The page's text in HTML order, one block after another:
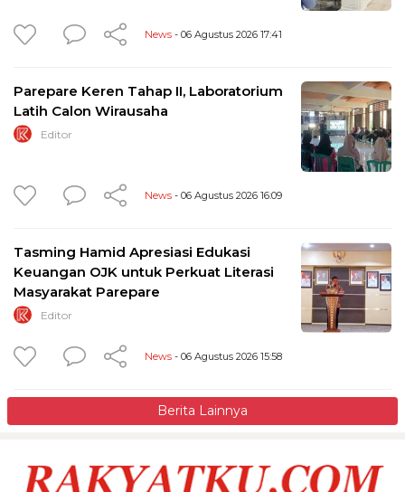
News - 06 Agustus 2026 17:41
Parepare Keren Tahap II, Laboratorium
Latih Calon Wirausaha
Editor
News - 06 Agustus 2026 16:09
Tasming Hamid Apresiasi Edukasi
Keuangan OJK untuk Perkuat Literasi
Masyarakat Parepare
Editor
News - 06 Agustus 2026 15:58
Berita Lainnya